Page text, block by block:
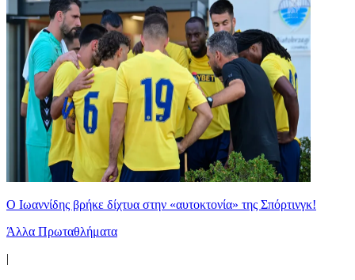
Ο Ιωαννίδης βρήκε δίχτυα στην «αυτοκτονία» της Σπόρτινγκ!
Άλλα Πρωταθλήματα
|